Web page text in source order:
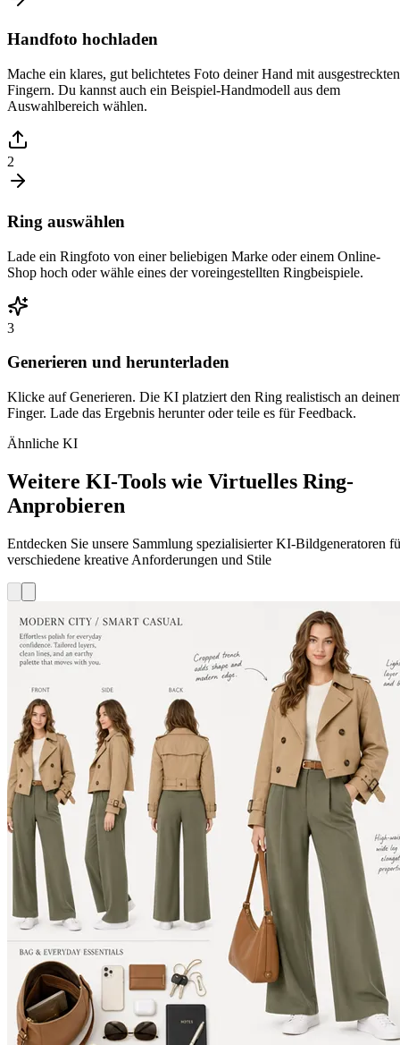
Handfoto hochladen
Mache ein klares, gut belichtetes Foto deiner Hand mit ausgestreckten
Fingern. Du kannst auch ein Beispiel-Handmodell aus dem
Auswahlbereich wählen.
2
Ring auswählen
Lade ein Ringfoto von einer beliebigen Marke oder einem Online-
Shop hoch oder wähle eines der voreingestellten Ringbeispiele.
3
Generieren und herunterladen
Klicke auf Generieren. Die KI platziert den Ring realistisch an
Finger. Lade das Ergebnis herunter oder teile es für Feedback.
Ähnliche KI
Weitere KI-Tools wie Virtuelles Ring-
Anprobieren
Entdecken Sie unsere Sammlung spezialisierter KI-Bildgeneratoren
verschiedene kreative Anforderungen und Stile